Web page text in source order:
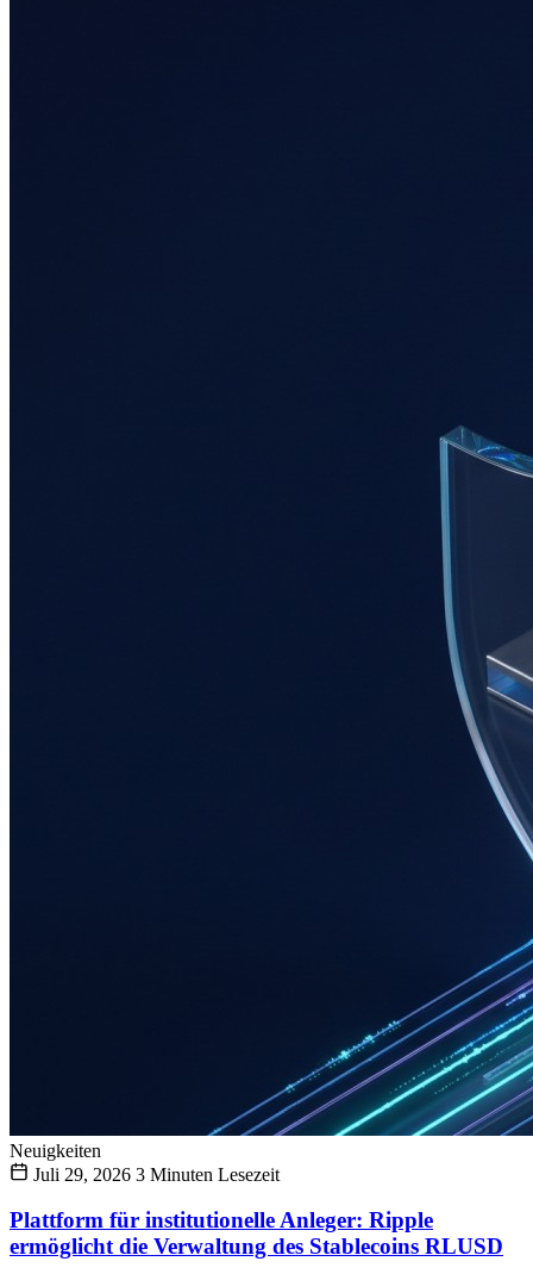
Neuigkeiten
Juli 29, 2026 3 Minuten Lesezeit
Plattform für institutionelle Anleger: Ripple
ermöglicht die Verwaltung des Stablecoins RLUSD